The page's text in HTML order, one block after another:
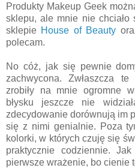
Produkty Makeup Geek
sklepu, ale mnie nie
sklepie House of Beauty
polecam.
No cóż, jak się pewnie
zachwycona. Zwłaszcza
zrobiły na mnie ogromne
błysku jeszcze nie
zdecydowanie dorównują im
się z nimi genialnie. Poza
kolorki, w których czuję się
praktycznie codziennie.
pierwsze wrażenie, bo cienie